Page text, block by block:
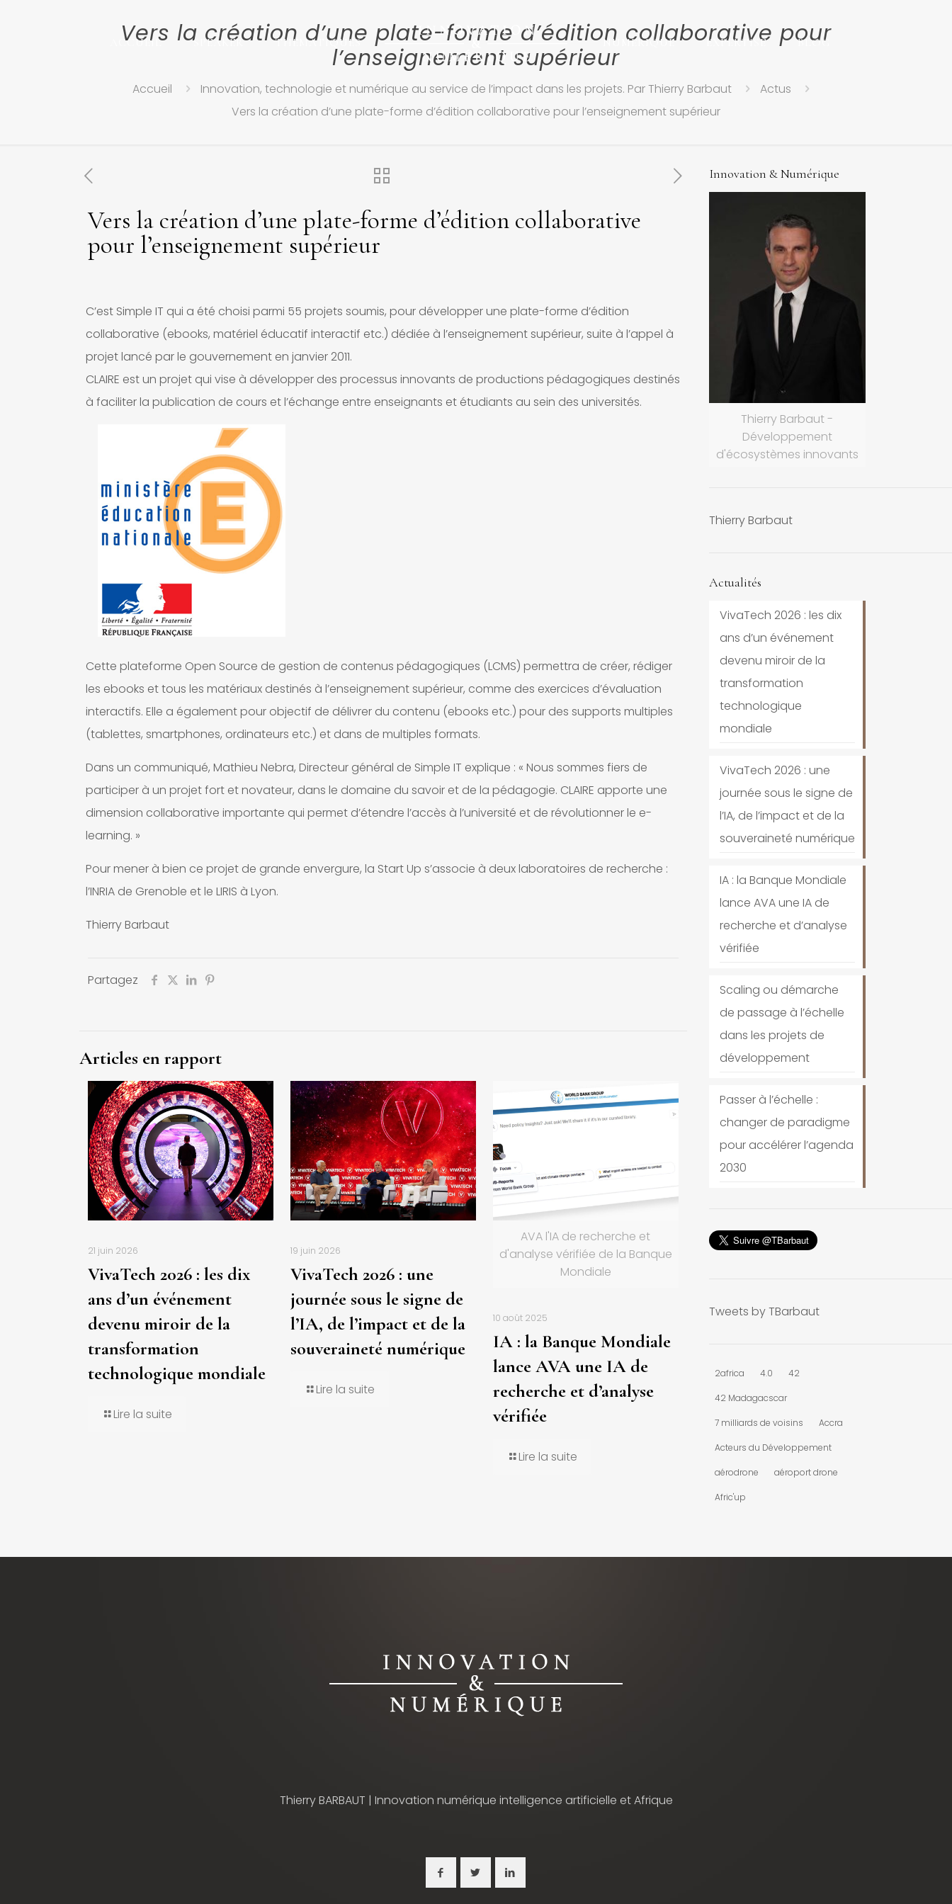
ACCUEIL SPEAKER THEMATIQUES NUMERIQUE EXPERTISE BLOG
Vers la création d’une plate-forme d’édition collaborative pour
l’enseignement supérieur
Accueil Innovation, technologie et numérique au service de l’impact dans les projets. Par Thierry Barbaut
Actus
Vers la création d’une plate-forme d’édition collaborative pour l’enseignement supérieur
Vers la création d’une plate-forme d’édition collaborative
pour l’enseignement supérieur
C’est Simple IT qui a été choisi parmi 55 projets soumis, pour développer une plate-forme d’édition
collaborative (ebooks, matériel éducatif interactif etc.) dédiée à l’enseignement supérieur, suite à l’appel à
projet lancé par le gouvernement en janvier 2011.
CLAIRE est un projet qui vise à développer des processus innovants de productions pédagogiques destinés
à faciliter la publication de cours et l’échange entre enseignants et étudiants au sein des universités.
Cette plateforme Open Source de gestion de contenus pédagogiques (LCMS) permettra de créer, rédiger
les ebooks et tous les matériaux destinés à l’enseignement supérieur, comme des exercices d’évaluation
interactifs. Elle a également pour objectif de délivrer du contenu (ebooks etc.) pour des supports multiples
(tablettes, smartphones, ordinateurs etc.) et dans de multiples formats.
Dans un communiqué, Mathieu Nebra, Directeur général de Simple IT explique : « Nous sommes fiers de
participer à un projet fort et novateur, dans le domaine du savoir et de la pédagogie. CLAIRE apporte une
dimension collaborative importante qui permet d’étendre l’accès à l’université et de révolutionner le e-
learning. »
Pour mener à bien ce projet de grande envergure, la Start Up s’associe à deux laboratoires de recherche :
l’INRIA de Grenoble et le LIRIS à Lyon.
Thierry Barbaut
Partagez
Articles en rapport
21 juin 2026
VivaTech 2026 : les dix
ans d’un événement
devenu miroir de la
transformation
technologique mondiale
Lire la suite
19 juin 2026
VivaTech 2026 : une
journée sous le signe de
l’IA, de l’impact et de la
souveraineté numérique
Lire la suite
AVA l'IA de recherche et
d'analyse vérifiée de la Banque
Mondiale
10 août 2025
IA : la Banque Mondiale
lance AVA une IA de
recherche et d’analyse
vérifiée
Lire la suite
Innovation & Numérique
Thierry Barbaut -
Développement
d'écosystèmes innovants
Thierry Barbaut
Actualités
VivaTech 2026 : les dix
ans d’un événement
devenu miroir de la
transformation
technologique
mondiale
VivaTech 2026 : une
journée sous le signe de
l’IA, de l’impact et de la
souveraineté numérique
IA : la Banque Mondiale
lance AVA une IA de
recherche et d’analyse
vérifiée
Scaling ou démarche
de passage à l’échelle
dans les projets de
développement
Passer à l’échelle :
changer de paradigme
pour accélérer l’agenda
2030
Tweets by TBarbaut
2africa 4.0 42
42 Madagacscar
7 milliards de voisins Accra
Acteurs du Développement
aérodrone aéroport drone
Afric'up
Thierry BARBAUT | Innovation numérique intelligence artificielle et Afrique